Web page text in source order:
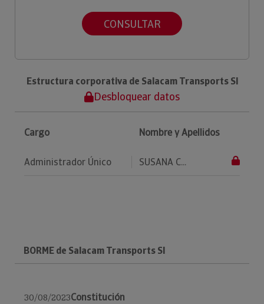
CONSULTAR
Estructura corporativa de Salacam Transports Sl
Desbloquear datos
Cargo Nombre y Apellidos
Administrador Único SUSANA C...
BORME de Salacam Transports Sl
30/08/2023Constitución